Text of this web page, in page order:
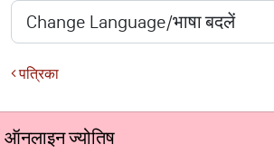
पत्रिका
ऑनलाइन ज्योतिष